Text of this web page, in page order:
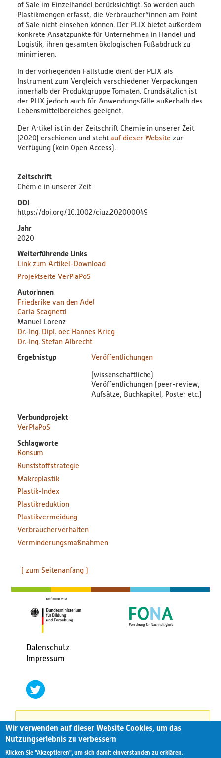
Technologien & Verfahren
Video & Audio
Blog
of Sale im Einzelhandel berücksichtigt. So werden auch
Plastikmengen erfasst, die Verbraucher*innen am Point
of Sale nicht einsehen können. Der PLIX bietet außerdem
konkrete Ansatzpunkte für Unternehmen in Handel und
Logistik, ihren gesamten ökologischen Fußabdruck zu
minimieren.
In der vorliegenden Fallstudie dient der PLIX als
Instrument zum Vergleich verschiedener Verpackungen
innerhalb der Produktgruppe Tomaten. Grundsätzlich ist
der PLIX jedoch auch für Anwendungsfälle außerhalb des
Lebensmittelbereiches geeignet.
Der Artikel ist in der ZeitschriftChemie in unserer Zeit
(2020) erschienen und stehtauf dieser Website zur
Verfügung (kein Open Access).
Zeitschrift
Chemie in unserer Zeit
DOI
https://doi.org/10.1002/ciuz.202000049
Jahr
2020
Weiterführende Links
Link zum Artikel-Download
Projektseite VerPlaPoS
Autor
Friederike van den Adel
Carla Scagnetti
Manuel Lorenz
Dr.‐Ing. Dipl. oec Hannes Krieg
Dr.‐Ing. Stefan Albrecht
AutorInnen
Ergebnistyp
Veröffentlichungen
(wissenschaftliche)
Veröffentlichungen (peer-review,
Aufsätze, Buchkapitel, Poster etc.)
Verbundprojekt
VerPlaPoS
Schlagworte
Konsum
Kunststoffstrategie
Makroplastik
Plastik-Index
Plastikreduktion
Plastikvermeidung
Verbraucherverhalten
Verminderungsmaßnahmen
( zum Seitenanfang )
Fußbereichsmenü
Datenschutz
Impressum
social
networks
This website has been turned into a static version
on 7th November2023.
Wir verwenden auf dieser Website Cookies, um das
Nutzungserlebnis zu verbessern
Klicken Sie "Akzeptieren", um sich damit einverstanden zu erklären.